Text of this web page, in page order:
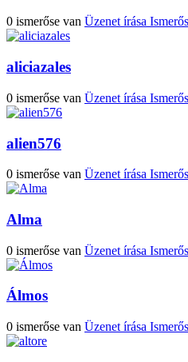
0 ismerőse van Üzenet írása
aliciazales
0 ismerőse van Üzenet írása
alien576
0 ismerőse van Üzenet írása
Alma
0 ismerőse van Üzenet írása
Álmos
0 ismerőse van Üzenet írása